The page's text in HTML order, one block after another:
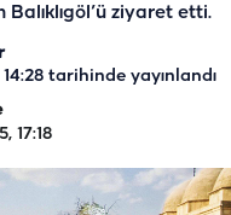
Balıklıgöl’ü ziyaret etti.
tarihinde yayınlandı
17:18